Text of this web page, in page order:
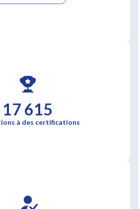
17 615
à des certifications